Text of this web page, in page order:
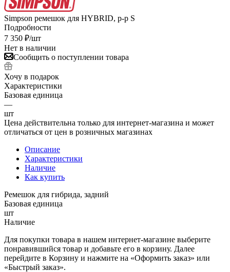
Simpson ремешок для HYBRID, р-р S
Подробности
7 350 ₽/шт
Нет в наличии
Сообщить о поступлении товара
Хочу в подарок
Характеристики
Базовая единица
—
шт
Цена действительна только для интернет-магазина и может
отличаться от цен в розничных магазинах
Описание
Характеристики
Наличие
Как купить
Ремешок для гибрида, задний
Базовая единица
шт
Наличие
Для покупки товара в нашем интернет-магазине выберите
понравившийся товар и добавьте его в корзину. Далее
перейдите в Корзину и нажмите на «Оформить заказ» или
«Быстрый заказ».